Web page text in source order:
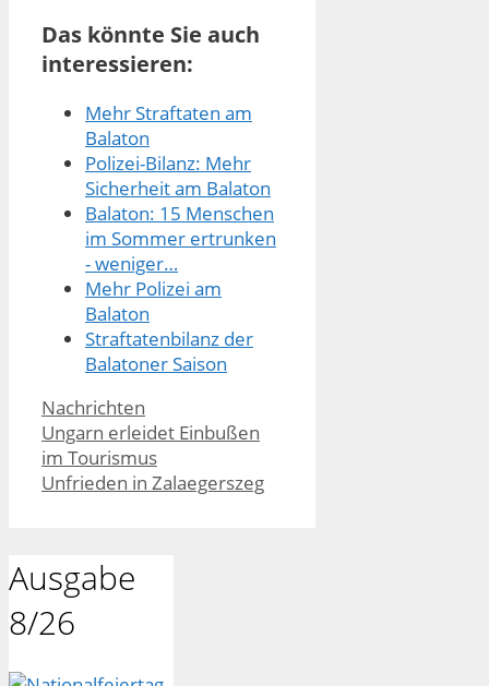
Das könnte Sie auch
interessieren:
Mehr Straftaten am
Balaton
Polizei-Bilanz: Mehr
Sicherheit am Balaton
Balaton: 15 Menschen
im Sommer ertrunken
- weniger…
Mehr Polizei am
Balaton
Straftatenbilanz der
Balatoner Saison
Kategorien
Nachrichten
Ungarn erleidet Einbußen
im Tourismus
Unfrieden in Zalaegerszeg
Ausgabe
8/26